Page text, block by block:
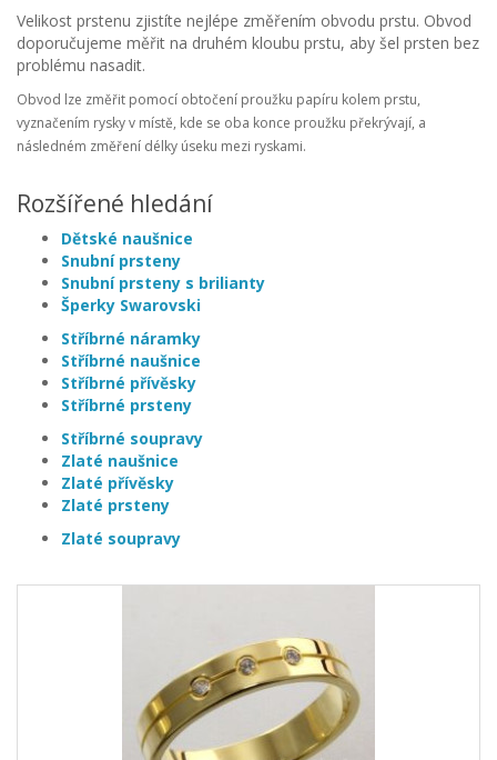
Velikost prstenu zjistíte nejlépe změřením obvodu prstu. Obvod
doporučujeme měřit na druhém kloubu prstu, aby šel prsten bez
problému nasadit.
Obvod lze změřit pomocí obtočení proužku papíru kolem prstu,
vyznačením rysky v místě, kde se oba konce proužku překrývají, a
následném změření délky úseku mezi ryskami.
Rozšířené hledání
Dětské naušnice
Snubní prsteny
Snubní prsteny s brilianty
Šperky Swarovski
Stříbrné náramky
Stříbrné naušnice
Stříbrné přívěsky
Stříbrné prsteny
Stříbrné soupravy
Zlaté naušnice
Zlaté přívěsky
Zlaté prsteny
Zlaté soupravy